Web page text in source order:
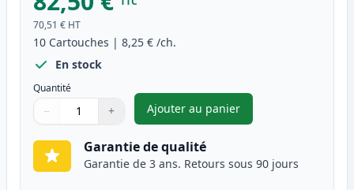
70,51 € HT
10 Cartouches | 8,25 € /ch.
En stock
Quantité
Quantité
Utilisez les boutons pour ajuster
− +
Quantité
Ajouter au panier
,Pack de 10 Brother LC1100
Garantie de qualité
Garantie de 3 ans. Retours sous 90 jours